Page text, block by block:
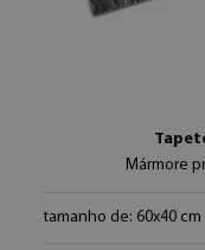
Mármore
tamanho de: 60x40 cm